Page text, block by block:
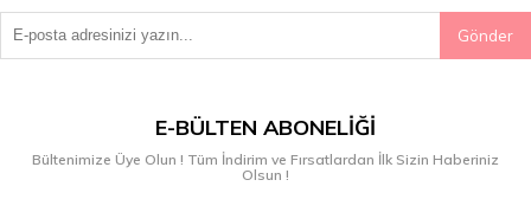
Gönder
E-BÜLTEN ABONELIĞI
Bültenimize Üye Olun ! Tüm İndirim ve Fırsatlardan İlk Sizin Haberiniz
Olsun !